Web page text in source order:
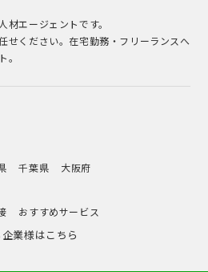
材エージェントです。
せください。在宅勤務・フリーランスへ
。
千葉県 大阪府
おすすめサービス
業様はこちら